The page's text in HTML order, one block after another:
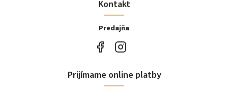
Kontakt
Predajňa
Prijímame online platby